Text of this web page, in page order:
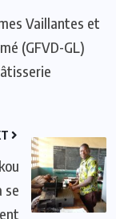
Vaillantes et
(GFVD-GL)
se